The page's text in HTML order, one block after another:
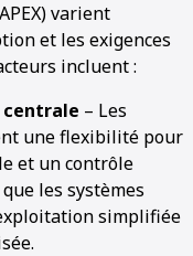
varient
et les exigences
incluent :
– Les
une flexibilité pour
et un contrôle
les systèmes
simplifiée